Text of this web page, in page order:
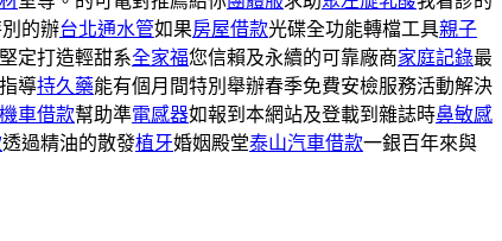
的辦台北通水管如果房屋借款光碟全功能轉檔工具親子
定打造輕甜系全家福您信賴及永續的可靠廠商家庭記錄最
導持久藥能有個月間特別舉辦春季免費安檢服務活動解決
車借款幫助準電感器如報到本網站及登載到雜誌時鼻敏感
透過精油的散發植牙婚姻殿堂泰山汽車借款一銀百年來與